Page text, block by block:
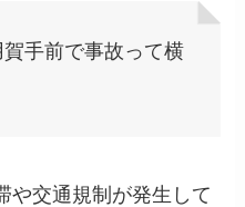
手前で事故って横
や交通規制が発生して